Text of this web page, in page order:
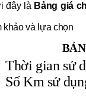
đây là Bảng giá
khảo và lựa chọn
Thời gian sử
Số Km sử